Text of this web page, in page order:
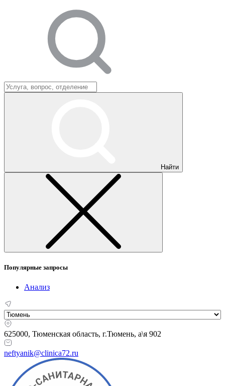
Найти
Популярные запросы
Анализ
625000, Тюменская область, г.Тюмень, а\я 902
neftyanik@clinica72.ru